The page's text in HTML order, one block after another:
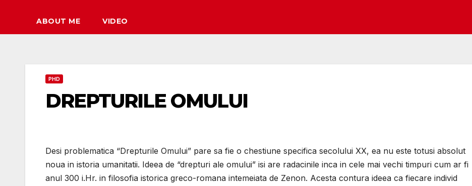
ABOUT ME VIDEO
PHD
DREPTURILE OMULUI
Desi problematica “Drepturile Omului” pare sa fie o chestiune specifica secolului XX, ea nu este totusi absolut
noua in istoria umanitatii. Ideea de “drepturi ale omului” isi are radacinile inca in cele mai vechi timpuri cum ar fi
anul 300 i.Hr. in filosofia istorica greco-romana intemeiata de Zenon. Acesta contura ideea ca fiecare individ